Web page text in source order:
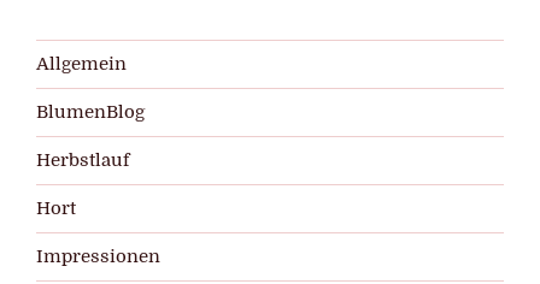
Allgemein
BlumenBlog
Herbstlauf
Hort
Impressionen